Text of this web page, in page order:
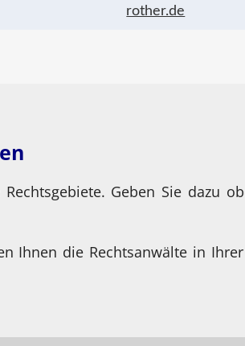
rother.de
Geben Sie dazu
Ihnen die Rechtsanwälte in